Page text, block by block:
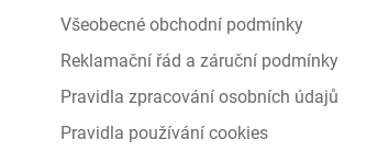
Všeobecné obchodní podmínky
Reklamační řád a záruční podmínky
Pravidla zpracování osobních údajů
Pravidla používání cookies